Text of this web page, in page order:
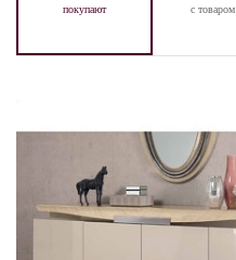
покупают с товаром